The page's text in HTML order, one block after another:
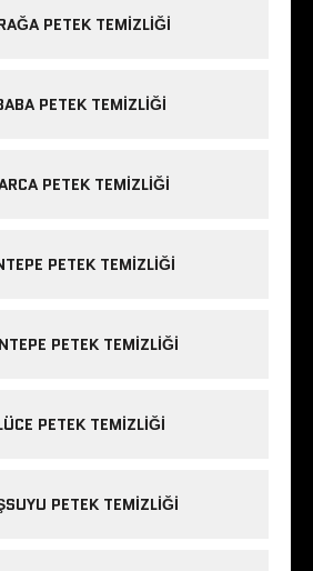
PETEK TEMIZLIĞI
PETEK TEMIZLIĞI
PETEK TEMIZLIĞI
PETEK TEMIZLIĞI
PETEK TEMIZLIĞI
PETEK TEMIZLIĞI
PETEK TEMIZLIĞI